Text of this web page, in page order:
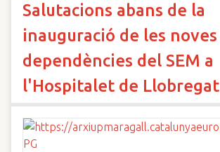
Salutacions abans de la
inauguració de les noves
dependències del SEM a
l'Hospitalet de Llobregat